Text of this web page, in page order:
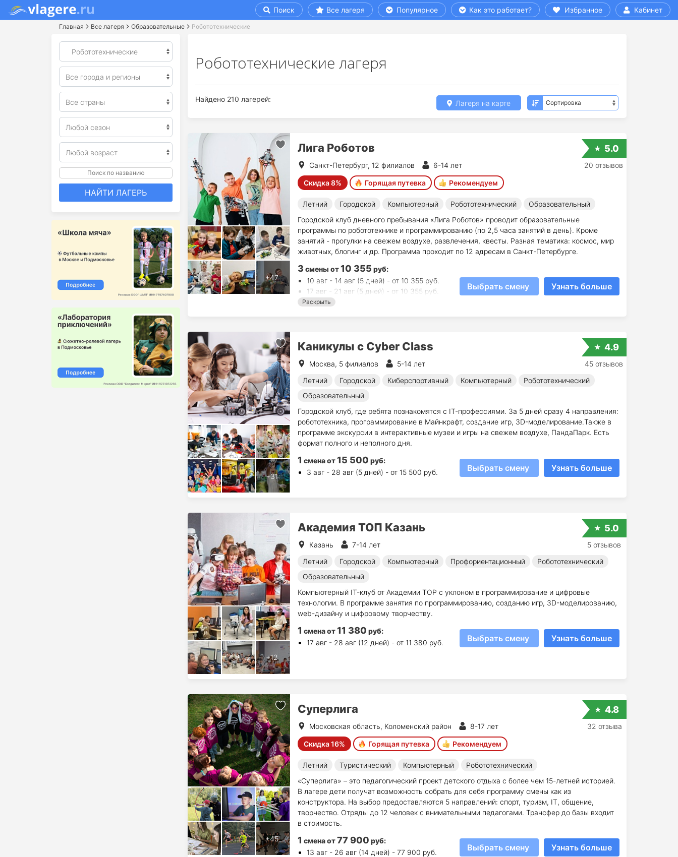
Поиск Все лагеря Популярное Как это работает? Избранное Кабинет
Главная Все лагеря Образовательные Робототехнические
Поиск по названию
НАЙТИ ЛАГЕРЬ
Робототехнические лагеря
Найдено 210 лагерей: Лагеря на карте
Лига Роботов
Санкт-Петербург, 12 филиалов 6-14 лет
Скидка 8% Горящая путевка Рекомендуем
Летний Городской Компьютерный Робототехнический
Образовательный
Городской клуб дневного пребывания «Лига Роботов» проводит образовательные
программы по робототехнике и программированию (по 2,5 часа занятий в день). Кроме
занятий - прогулки на свежем воздухе, развлечения, квесты. Разная тематика: космос, мир
животных, блогинг и др. Программа проходит по 12 адресам в Санкт-Петербурге.
3 смены от10 355 руб:
10 авг - 14 авг (5 дней) - от 10 355 руб.
17 авг - 21 авг (5 дней) - от 10 355 руб.
24 авг - 28 авг (5 дней) - от 10 355 руб.
Раскрыть
Выбрать смену Узнать больше
5.0
20 отзывов
Каникулы с Cyber Class
Москва, 5 филиалов
5-14 лет
Летний
Городской Киберспортивный Компьютерный
Робототехнический
Образовательный
Городской клуб, где ребята познакомятся с IT-профессиями. За 5 дней сразу 4 направления:
робототехника, программирование в Майнкрафт, создание игр, 3D-моделирование.Также в
программе экскурсии в интерактивные музеи и игры на свежем воздухе, ПандаПарк. Есть
формат полного и неполного дня.
1 сменаот15 500 руб:
3 авг - 28 авг (5 дней) - от 15 500 руб.
Выбрать смену Узнать больше
4.9
45 отзывов
Академия ТОП Казань
Казань
7-14 лет
Летний
Городской Компьютерный Профориентационный
Робототехнический
Образовательный
Компьютерный IT-клуб от Академии ТОР с уклоном в программирование и цифровые
технологии. В программе занятия по программированию, созданию игр, 3D-моделированию,
web-дизайну и цифровому творчеству.
1 сменаот11 380 руб:
17 авг - 28 авг (12 дней) - от 11 380 руб.
Выбрать смену Узнать больше
5.0
5 отзывов
Суперлига
Московская область, Коломенский район 8-17 лет
Скидка 16% Горящая путевка Рекомендуем
Летний Туристический Компьютерный
Робототехнический
«Суперлига» – это педагогический проект детского отдыха с более чем 15-летней историей.
В лагере дети получат возможность собрать для себя программу смены как из
конструктора. На выбор предоставляются 5 направлений: спорт, туризм, IT, общение,
творчество. Отряды до 12 человек с внимательными педагогами. Трансфер до базы входит
в стоимость.
1 сменаот77 900 руб:
13 авг - 26 авг (14 дней) - 77 900 руб.
Выбрать смену Узнать больше
4.8
32 отзыва